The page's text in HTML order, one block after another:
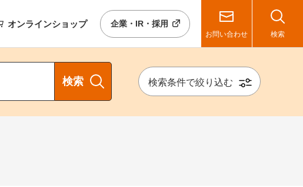
オンラインショップ 企業・IR・採用
お問い合わせ 検索
検索 検索条件で絞り込む